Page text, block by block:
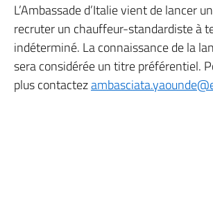
L’Ambassade d’Italie vient de lancer
recruter un chauffeur-standardiste à
indéterminé. La connaissance de la
sera considérée un titre préférentiel.
plus contactez